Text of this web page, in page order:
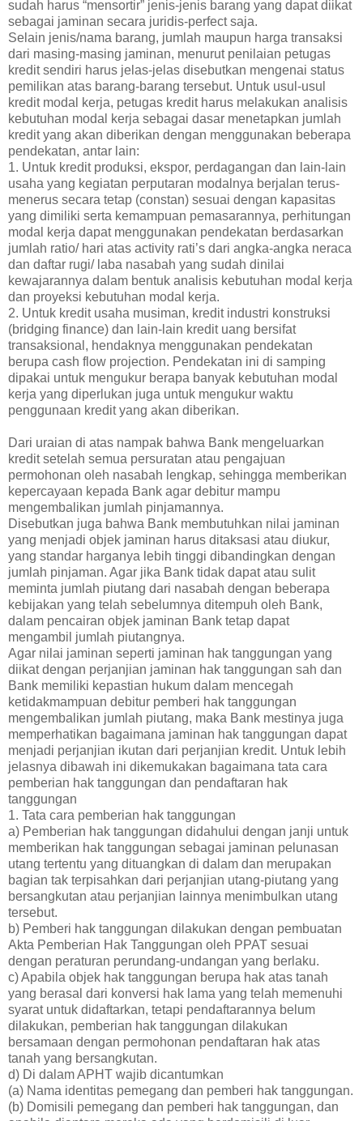
sudah harus “mensortir” jenis-jenis barang yang dapat diikat
sebagai jaminan secara juridis-perfect saja.
Selain jenis/nama barang, jumlah maupun harga transaksi
dari masing-masing jaminan, menurut penilaian petugas
kredit sendiri harus jelas-jelas disebutkan mengenai status
pemilikan atas barang-barang tersebut. Untuk usul-usul
kredit modal kerja, petugas kredit harus melakukan analisis
kebutuhan modal kerja sebagai dasar menetapkan jumlah
kredit yang akan diberikan dengan menggunakan beberapa
pendekatan, antar lain:
1. Untuk kredit produksi, ekspor, perdagangan dan lain-lain
usaha yang kegiatan perputaran modalnya berjalan terus-
menerus secara tetap (constan) sesuai dengan kapasitas
yang dimiliki serta kemampuan pemasarannya, perhitungan
modal kerja dapat menggunakan pendekatan berdasarkan
jumlah ratio/ hari atas activity rati’s dari angka-angka neraca
dan daftar rugi/ laba nasabah yang sudah dinilai
kewajarannya dalam bentuk analisis kebutuhan modal kerja
dan proyeksi kebutuhan modal kerja.
2. Untuk kredit usaha musiman, kredit industri konstruksi
(bridging finance) dan lain-lain kredit uang bersifat
transaksional, hendaknya menggunakan pendekatan
berupa cash flow projection. Pendekatan ini di samping
dipakai untuk mengukur berapa banyak kebutuhan modal
kerja yang diperlukan juga untuk mengukur waktu
penggunaan kredit yang akan diberikan.
Dari uraian di atas nampak bahwa Bank mengeluarkan
kredit setelah semua persuratan atau pengajuan
permohonan oleh nasabah lengkap, sehingga memberikan
kepercayaan kepada Bank agar debitur mampu
mengembalikan jumlah pinjamannya.
Disebutkan juga bahwa Bank membutuhkan nilai jaminan
yang menjadi objek jaminan harus ditaksasi atau diukur,
yang standar harganya lebih tinggi dibandingkan dengan
jumlah pinjaman. Agar jika Bank tidak dapat atau sulit
meminta jumlah piutang dari nasabah dengan beberapa
kebijakan yang telah sebelumnya ditempuh oleh Bank,
dalam pencairan objek jaminan Bank tetap dapat
mengambil jumlah piutangnya.
Agar nilai jaminan seperti jaminan hak tanggungan yang
diikat dengan perjanjian jaminan hak tanggungan sah dan
Bank memiliki kepastian hukum dalam mencegah
ketidakmampuan debitur pemberi hak tanggungan
mengembalikan jumlah piutang, maka Bank mestinya juga
memperhatikan bagaimana jaminan hak tanggungan dapat
menjadi perjanjian ikutan dari perjanjian kredit. Untuk lebih
jelasnya dibawah ini dikemukakan bagaimana tata cara
pemberian hak tanggungan dan pendaftaran hak
tanggungan
1. Tata cara pemberian hak tanggungan
a) Pemberian hak tanggungan didahului dengan janji untuk
memberikan hak tanggungan sebagai jaminan pelunasan
utang tertentu yang dituangkan di dalam dan merupakan
bagian tak terpisahkan dari perjanjian utang-piutang yang
bersangkutan atau perjanjian lainnya menimbulkan utang
tersebut.
b) Pemberi hak tanggungan dilakukan dengan pembuatan
Akta Pemberian Hak Tanggungan oleh PPAT sesuai
dengan peraturan perundang-undangan yang berlaku.
c) Apabila objek hak tanggungan berupa hak atas tanah
yang berasal dari konversi hak lama yang telah memenuhi
syarat untuk didaftarkan, tetapi pendaftarannya belum
dilakukan, pemberian hak tanggungan dilakukan
bersamaan dengan permohonan pendaftaran hak atas
tanah yang bersangkutan.
d) Di dalam APHT wajib dicantumkan
(a) Nama identitas pemegang dan pemberi hak tanggungan.
(b) Domisili pemegang dan pemberi hak tanggungan, dan